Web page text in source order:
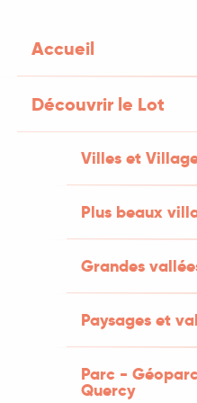
Accueil
Découvrir le Lot
Villes et
Plus beaux
Grandes
Paysages et
Parc -
Quercy
avec Ada Mondès
avec Ada
DU MONDE
de Sainte Marie, 46350